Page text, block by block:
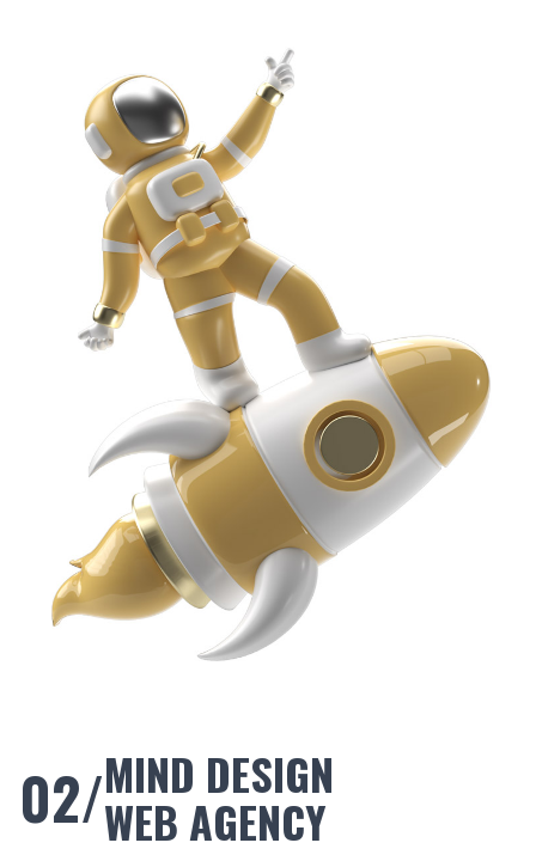
02/MIND DESIGN
WEB AGENCY